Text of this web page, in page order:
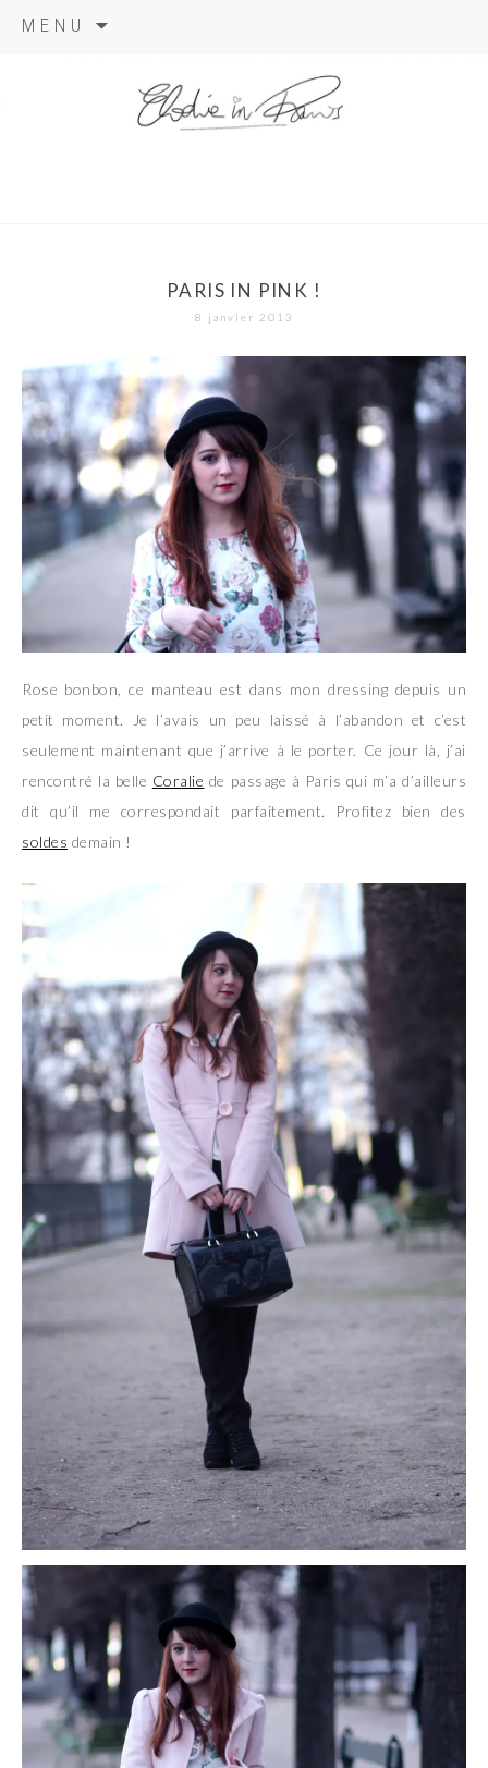
MENU
PARIS IN PINK !
8 janvier 2013
Rose bonbon, ce manteau est dans mon dressing depuis un
petit moment. Je l’avais un peu laissé à l’abandon et c’est
seulement maintenant que j’arrive à le porter. Ce jour là, j’ai
rencontré la belle Coralie de passage à Paris qui m’a d’ailleurs
dit qu’il me correspondait parfaitement. Profitez bien des
soldes demain !